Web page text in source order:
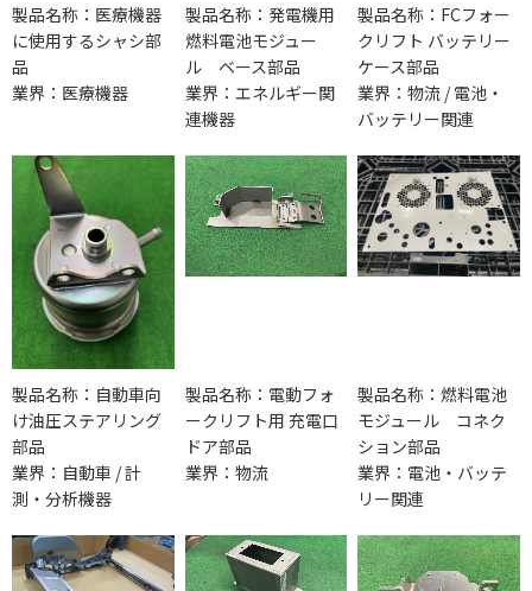
製品名称：医療機器
に使用するシャシ部
品
業界：医療機器
製品名称：発電機用
燃料電池モジュー
ル ベース部品
業界：エネルギー関
連機器
製品名称：FCフォー
クリフト バッテリー
ケース部品
業界：物流 / 電池・
バッテリー関連
製品名称：自動車向
け油圧ステアリング
部品
業界：自動車 / 計
測・分析機器
製品名称：電動フォ
ークリフト用 充電口
ドア部品
業界：物流
製品名称：燃料電池
モジュール コネク
ション部品
業界：電池・バッテ
リー関連